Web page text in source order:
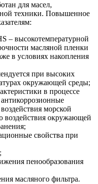
для масел,
техники. Повышенное
– высокотемпературной
масляной пленки
в условиях накопления
при высоких
окружающей среды;
в процессе
морской
воздействия окружающей
свойства при
пенообразования
масляного фильтра.